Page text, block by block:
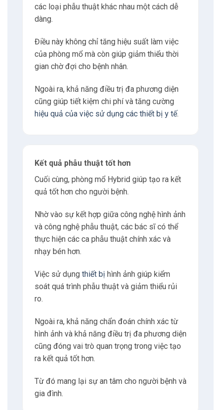
các loại phẫu thuật khác nhau một cách dễ
dàng.
Điều này không chỉ tăng hiệu suất làm việc
của phòng mổ mà còn giúp giảm thiểu thời
gian chờ đợi cho bệnh nhân.
Ngoài ra, khả năng điều trị đa phương diện
cũng giúp tiết kiệm chi phí và tăng cường
hiệu quả của việc sử dụng các thiết bị y tế.
Kết quả phẫu thuật tốt hơn
Cuối cùng, phòng mổ Hybrid giúp tạo ra kết
quả tốt hơn cho người bệnh.
Nhờ vào sự kết hợp giữa công nghệ hình ảnh
và công nghệ phẫu thuật, các bác sĩ có thể
thực hiện các ca phẫu thuật chính xác và
nhạy bén hơn.
Việc sử dụng thiết bị hình ảnh giúp kiểm
soát quá trình phẫu thuật và giảm thiểu rủi
ro.
Ngoài ra, khả năng chẩn đoán chính xác từ
hình ảnh và khả năng điều trị đa phương diện
cũng đóng vai trò quan trọng trong việc tạo
ra kết quả tốt hơn.
Từ đó mang lại sự an tâm cho người bệnh và
gia đình.